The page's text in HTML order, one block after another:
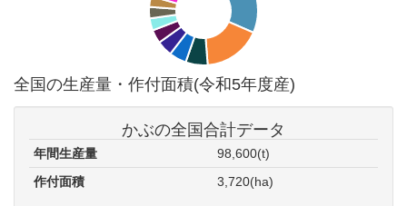
全国の生産量・作付面積(令和5年度産)
かぶの全国合計データ
年間生産量
98,600(t)
作付面積
3,720(ha)